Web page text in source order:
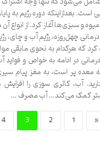
است. بعدازاینکه دوره رژیم به
و سبزی‌ها آغاز کرد. از انواع
چهل‌روزه، رژیم آب و چای،
کرد که هرکدام به نحوی مابقی
در ادامه به خواص و فواید
معده پر است، به مغز پیام
آب، کالری سوزی را
کمک می‌کند… آب مصرف …
«
1
2
3
4